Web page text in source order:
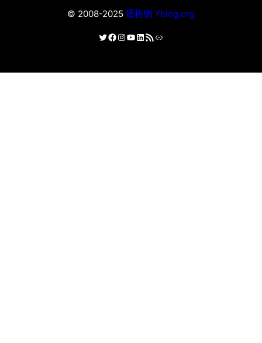
© 2008-2025 優格網 Yblog.org
X Facebook
Instagram
YouTube
LinkedIn
RSS 資訊提供連結